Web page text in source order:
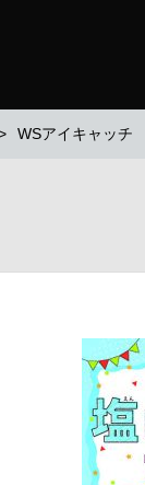
WSアイキャッチ